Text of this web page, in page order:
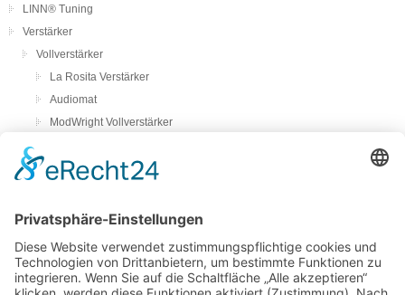
LINN® Tuning
Verstärker
Vollverstärker
La Rosita Verstärker
Audiomat
ModWright Vollverstärker
Crayon
Vorverstärker
Endverstärker
ModWright Endverstärker